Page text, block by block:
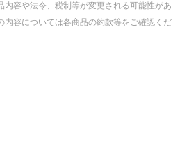
内容や法令、税制等が変更される可能性があ
内容については各商品の約款等をご確認くだ